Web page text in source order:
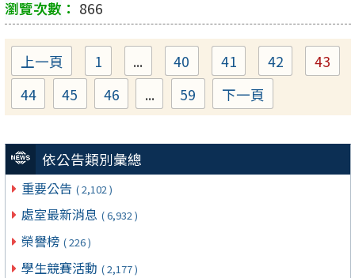
依公告類別彙總
重要公告 ( 2,102 )
處室最新消息 ( 6,932 )
榮譽榜 ( 226 )
學生競賽活動 ( 2,177 )
866
上一頁 Page
1 ... Page
40 Page
41 Page
42
43
Page
44 Page
45 Page
46 ... Page
59 下一頁